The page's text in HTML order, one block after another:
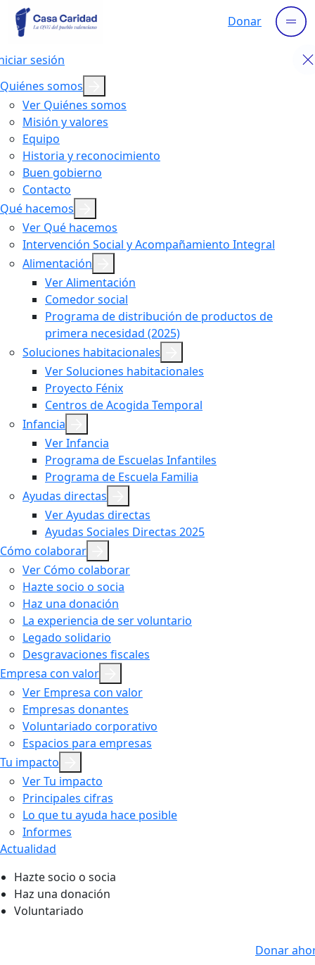
Donar
sesión
Quiénes somos
Ver Quiénes somos
Misión y valores
Equipo
Historia y reconocimiento
Buen gobierno
Contacto
Qué hacemos
Ver Qué hacemos
Intervención Social y Acompañamiento Integral
Alimentación
Ver Alimentación
Comedor social
Programa de distribución de productos de
primera necesidad (2025)
Soluciones habitacionales
Ver Soluciones habitacionales
Proyecto Fénix
Centros de Acogida Temporal
Infancia
Ver Infancia
Programa de Escuelas Infantiles
Programa de Escuela Familia
Ayudas directas
Ver Ayudas directas
Ayudas Sociales Directas 2025
Cómo colaborar
Ver Cómo colaborar
Hazte socio o socia
Haz una donación
La experiencia de ser voluntario
Legado solidario
Desgravaciones fiscales
Empresa con valor
Ver Empresa con valor
Empresas donantes
Voluntariado corporativo
Espacios para empresas
Tu impacto
Ver Tu impacto
Principales cifras
Lo que tu ayuda hace posible
Informes
Actualidad
Hazte socio o socia
Haz una donación
Voluntariado
Donar